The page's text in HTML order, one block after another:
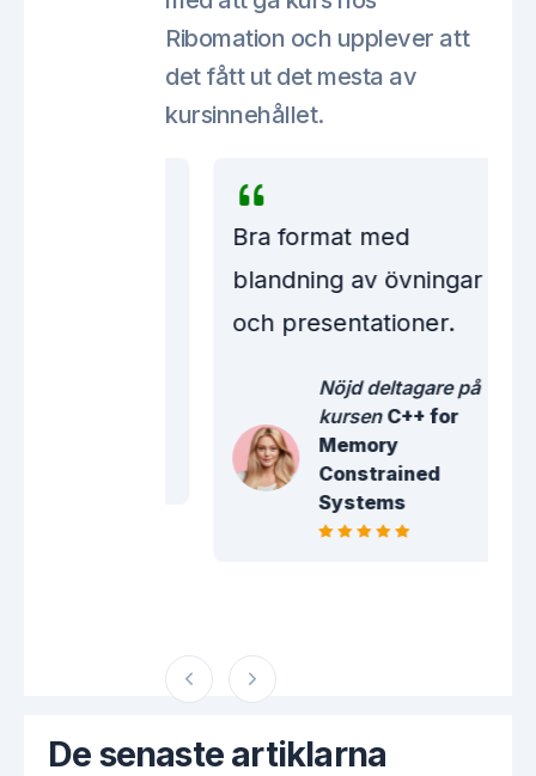
Ribomation och upplever att
det fått ut det mesta av
kursinnehållet.
Bra format med
blandning av övningar
och presentationer.
Nöjd deltagare på
kursen C++ for
Memory
Constrained
Systems
De senaste artiklarna